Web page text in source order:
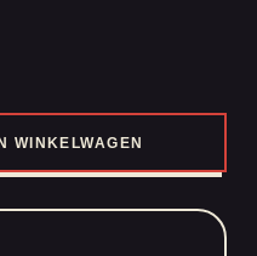
WINKELWAGEN